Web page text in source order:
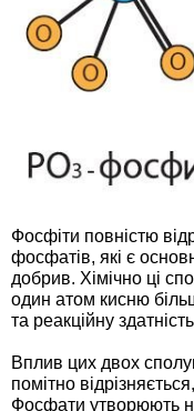
Фосфіти повністю
фосфатів, які є
добрив. Хімічно ці
один атом кисню
та реакційну
Вплив цих двох
помітно
Фосфати утворюють